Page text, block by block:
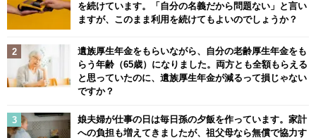
を続けています。「自分の名義だから問題ない」と言い
ますが、このまま利用を続けてもよいのでしょうか？
遺族厚生年金をもらいながら、自分の老齢厚生年金をも
らう年齢（65歳）になりました。両方とも全額もらえる
と思っていたのに、遺族厚生年金が減るって損じゃない
ですか？
娘夫婦が仕事の日は毎日孫の夕飯を作っています。家計
への負担も増えてきましたが、祖父母なら無償で協力す